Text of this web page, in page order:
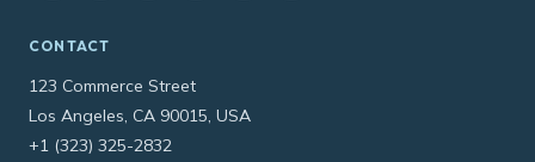
CONTACT
123 Commerce Street
Los Angeles, CA 90015, USA
+1 (323) 325-2832